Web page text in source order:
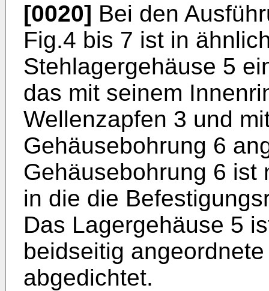
[0020] Bei den
Fig.4 bis 7 ist in
Stehlagergehäuse 5
das mit seinem
Wellenzapfen 3 und
Gehäusebohrung 6
Gehäusebohrung 6 ist
in die die
Das Lagergehäuse 5
beidseitig
abgedichtet.